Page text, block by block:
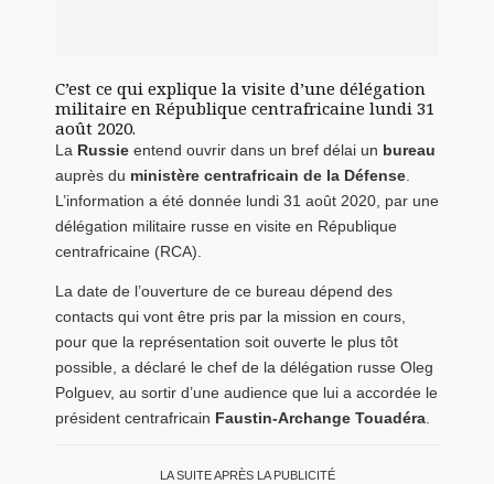
C’est ce qui explique la visite d’une délégation
militaire en République centrafricaine lundi 31
août 2020.
La Russie entend ouvrir dans un bref délai un bureau
auprès du ministère centrafricain de la Défense
L’information a été donnée lundi 31 août 2020, par une
délégation militaire russe en visite en République
centrafricaine (RCA).
La date de l’ouverture de ce bureau dépend des
contacts qui vont être pris par la mission en cours,
pour que la représentation soit ouverte le plus tôt
possible, a déclaré le chef de la délégation russe Oleg
Polguev, au sortir d’une audience que lui a accordée le
président centrafricain Faustin-Archange Touadéra
LA SUITE APRÈS LA PUBLICITÉ